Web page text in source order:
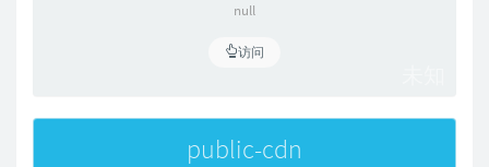
null
访问
public-cdn